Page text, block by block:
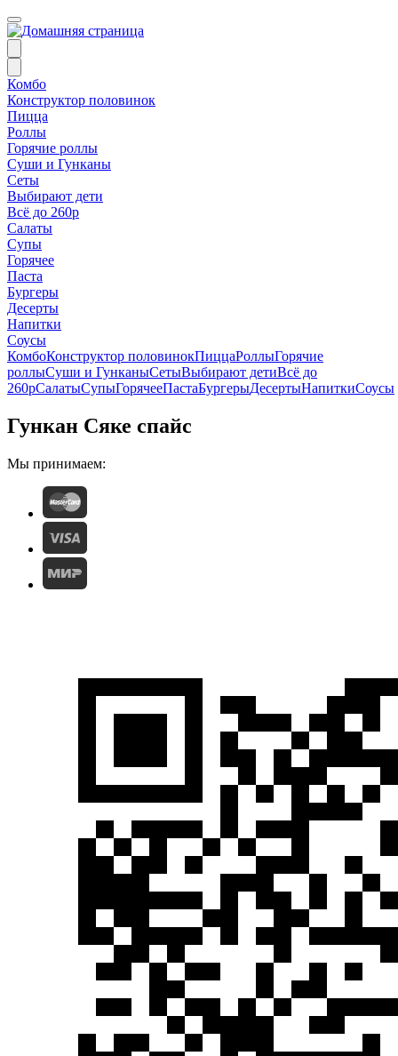
Комбо
Конструктор половинок
Пицца
Роллы
Горячие роллы
Суши и Гунканы
Сеты
Выбирают дети
Всё до 260р
Салаты
Супы
Горячее
Паста
Бургеры
Десерты
Напитки
Соусы
КомбоКонструктор половинокПиццаРоллыГорячие
роллыСуши и ГунканыСетыВыбирают детиВсё до
260рСалатыСупыГорячееПастаБургерыДесертыНапиткиСоусы
Гункан Сяке спайс
Мы принимаем: